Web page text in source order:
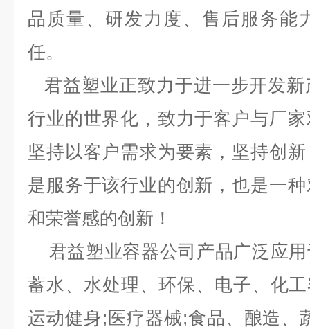
品质量、研发力度、售后服务能
任。
君益塑业正致力于进一步开发
行业的世界化，致力于客户与厂
坚持以客户需求为要素，坚持创
是服务于该行业的创新，也是一
和荣誉感的创新！
君益塑业容器公司产品广泛应
蓄水、水处理、环保、电子、化
运动健身;医疗器械;食品、酿造、